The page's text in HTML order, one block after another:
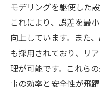
モデリングを駆使した
これにより、誤差を最
向上しています。また
も採用されており、リ
理が可能です。これら
事の効率と安全性が飛